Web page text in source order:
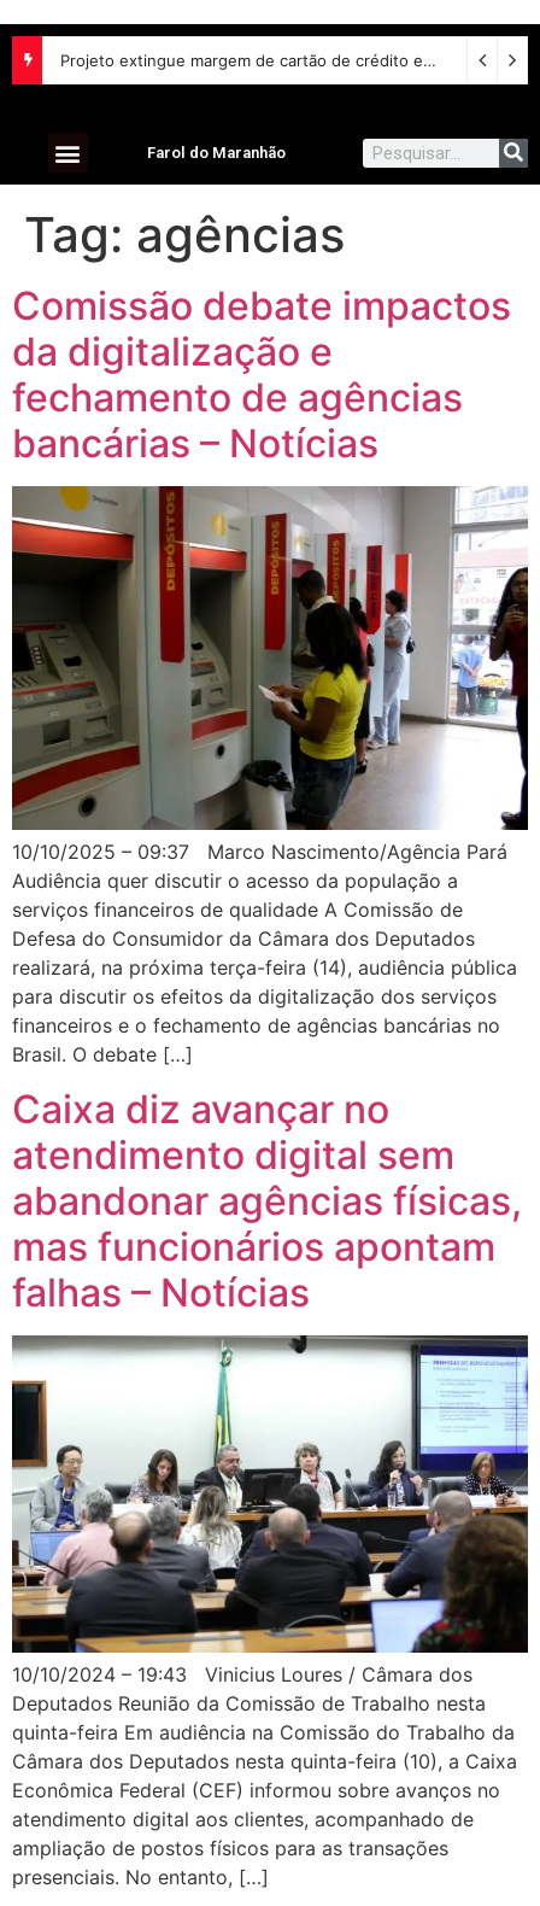
União Brasil oficializa candidatos e reafirma apoio a Orleans Brandão ao Governo do Maranhão
Farol do Maranhão
Tag: agências
Comissão debate impactos
da digitalização e
fechamento de agências
bancárias – Notícias
10/10/2025 – 09:37 Marco Nascimento/Agência Pará
Audiência quer discutir o acesso da população a
serviços financeiros de qualidade A Comissão de
Defesa do Consumidor da Câmara dos Deputados
realizará, na próxima terça-feira (14), audiência pública
para discutir os efeitos da digitalização dos serviços
financeiros e o fechamento de agências bancárias no
Brasil. O debate […]
Caixa diz avançar no
atendimento digital sem
abandonar agências físicas,
mas funcionários apontam
falhas – Notícias
10/10/2024 – 19:43 Vinicius Loures / Câmara dos
Deputados Reunião da Comissão de Trabalho nesta
quinta-feira Em audiência na Comissão do Trabalho da
Câmara dos Deputados nesta quinta-feira (10), a Caixa
Econômica Federal (CEF) informou sobre avanços no
atendimento digital aos clientes, acompanhado de
ampliação de postos físicos para as transações
presenciais. No entanto, […]